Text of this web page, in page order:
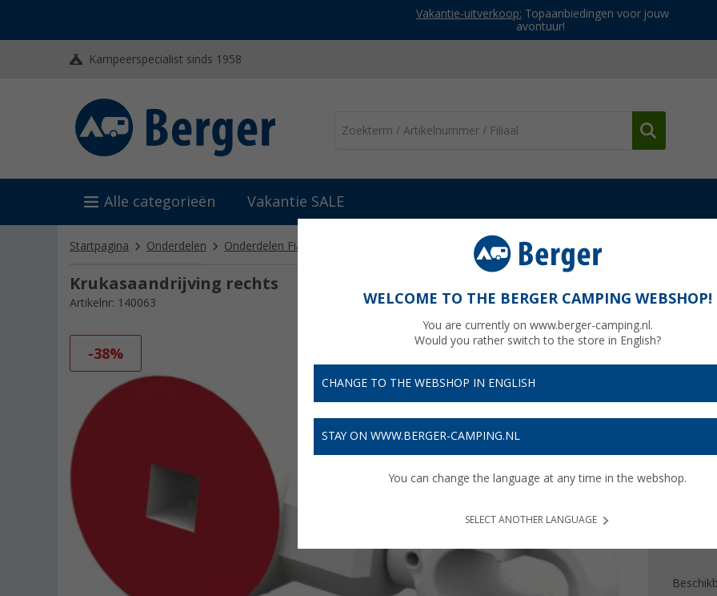
Vakantie-uitverkoop: Topaanbiedingen voor jouw
avontuur!
Kampeerspecialist sinds 1958
Alle categorieën Vakantie SALE
Startpagina Onderdelen Onderdelen Fiamma Onderdelen Fiamma luifels Krukasaandrijving rechts
Krukasaandrijving rechts
Artikelnr: 140063
-38%
WELCOME TO THE BERGER CAMPING WEBSHOP!
You are currently on www.berger-camping.nl.
Would you rather switch to the store in English?
CHANGE TO THE WEBSHOP IN ENGLISH
STAY ON WWW.BERGER-CAMPING.NL
You can change the language at any time in the webshop.
SELECT ANOTHER LANGUAGE